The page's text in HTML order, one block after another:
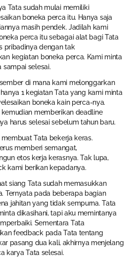
Tata sudah mulai memiliki
boneka perca itu. Hanya saja
masih pendek. Jadilah kami
perca itu sebagai alat bagi Tata
pribadinya dengan tak
kegiatan boneka perca. Kami minta
sampai selesai.
di mana kami melonggarkan
1 kegiatan Tata yang kami minta
boneka kain perca-nya.
memberikan deadline
harus selesai sebelum tahun baru.
Tata bekerja keras.
memberi semangat,
etos kerja kerasnya. Tak lupa,
kami berikan kepadanya.
siang Tata sudah memasukkan
Ternyata pada beberapa bagian
jahitan yang tidak sempurna. Tata
dikasihani, tapi aku memintanya
Sementara Tata
feedback pada Tata tentang
pasang dua kali, akhirnya menjelang
karya Tata selesai.